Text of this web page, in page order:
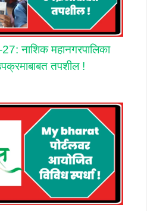
नाशिक महानगरपालिका
तपशील !